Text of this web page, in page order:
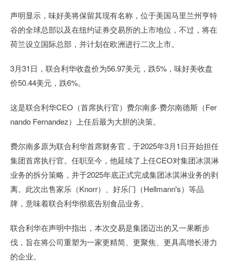
声明显示，味好美将保留其现有名称，位于美国马里兰州亨特
谷的全球总部以及在纽约证券交易所的上市地位，不过，将在
荷兰设立国际总部，并计划在欧洲进行二次上市。
3月31日，联合利华收盘价为56.97美元，跌5%，味好美收盘
价50.44美元，跌6%。
这是联合利华CEO（首席执行官）费尔南多·费尔南德斯（Fer
nando Fernandez）上任后最为大胆的决策。
费尔南多原为联合利华首席财务官，于2025年3月1日开始担任
集团首席执行官。任职至今，他延续了上任CEO对集团冰淇淋
业务的拆分策略，并于2025年底正式完成集团冰淇淋业务的剥
离。此次出售家乐（Knorr）、好乐门（Hellmann's）等品
牌，意味着联合利华彻底告别食品业务。
联合利华在声明中指出，本次交易是集团迈出的又一果断步
伐，旨在将公司重塑为一家更精简、更聚焦、更具高增长潜力
的企业。